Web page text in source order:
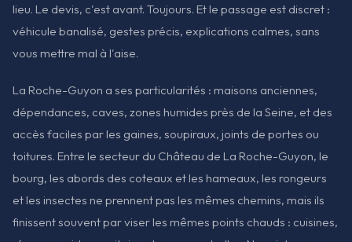
lieu. Le devis, c'est avant. Toujours. Et le passage est discret :
véhicule banalisé, gestes précis, explications calmes, sans
vous mettre mal à l'aise.
La Roche-Guyon a ses particularités : maisons anciennes,
dépendances, caves, zones humides près de la Seine, et des
accès faciles par les gaines, soupiraux, joints de portes ou
toitures. Entre le secteur du Château de La Roche-Guyon, le
bourg, les abords des coteaux et les hameaux, les rongeurs
et les insectes ne prennent pas les mêmes chemins, mais ils
finissent souvent par viser les mêmes points chauds : cuisines,